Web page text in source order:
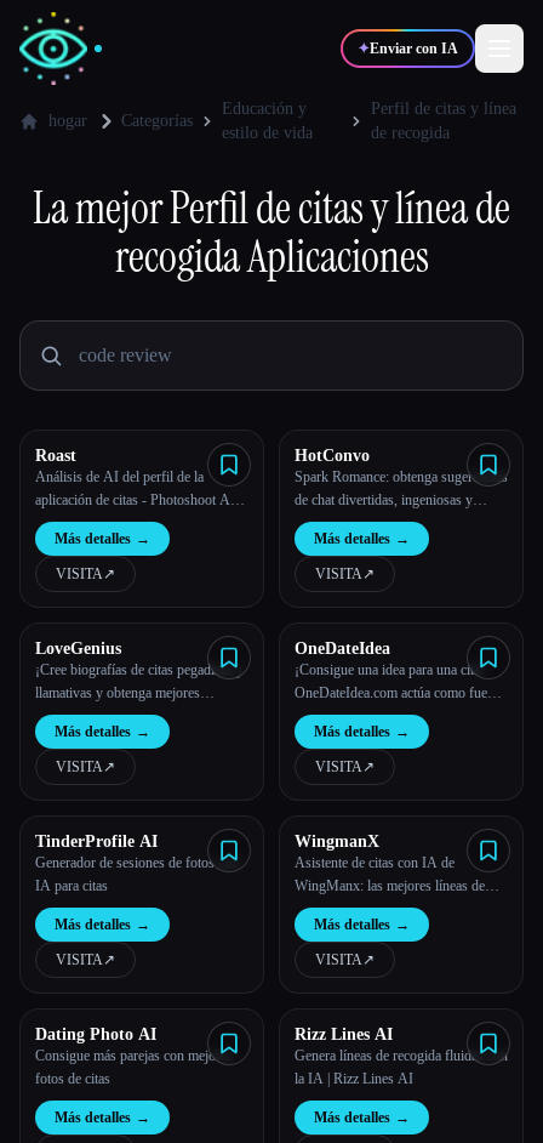
✦Enviar con IA
Desarrolladores 📈Marketers
🎓 Estudiantes
Blog
Comparar herramientas
Todas las categorías
Acerca de
Esc
hogar Categorías
Educación y
estilo de vida
Perfil de citas y línea
de recogida
La mejorPerfil de citas y línea de
recogidaAplicaciones
Roast
Análisis de AI del perfil de la
aplicación de citas - Photoshoot AI
Generator
Más detalles →
VISITA↗︎
HotConvo
Spark Romance: obtenga sugerencias
de chat divertidas, ingeniosas y
sexys para sus citas en línea.
Más detalles →
VISITA↗︎
LoveGenius
¡Cree biografías de citas pegadizas y
llamativas y obtenga mejores
coincidencias en Tinder, Bumble y
otros!Más detalles →
VISITA↗︎
OneDateIdea
¡Consigue una idea para una cita!
OneDateIdea.com actúa como fuente
de inspiración, ya que garantiza que
tu cita no sea una excursión aburrida
o típica.
Más detalles →
VISITA↗︎
TinderProfile AI
Generador de sesiones de fotos con
IA para citas
Más detalles →
VISITA↗︎
WingmanX
Asistente de citas con IA de
WingManx: las mejores líneas de
recogida de Rizz
Más detalles →
VISITA↗︎
Dating Photo AI
Consigue más parejas con mejores
fotos de citas
Más detalles →
Rizz Lines AI
Genera líneas de recogida fluidas con
la IA | Rizz Lines AI
Más detalles →